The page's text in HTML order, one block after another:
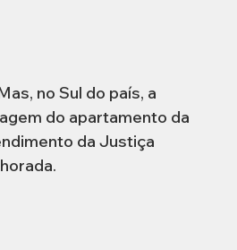
no Sul do país, a
do apartamento da
da Justiça